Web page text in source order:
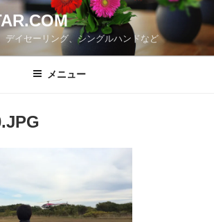
デイセーリング、シングルハンドなど
メニュー